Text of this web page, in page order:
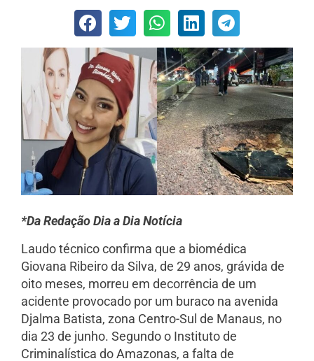
*Da Redação Dia a Dia Notícia
Laudo técnico confirma que a biomédica
Giovana Ribeiro da Silva, de 29 anos, grávida de
oito meses, morreu em decorrência de um
acidente provocado por um buraco na avenida
Djalma Batista, zona Centro-Sul de Manaus, no
dia 23 de junho. Segundo o Instituto de
Criminalística do Amazonas, a falta de